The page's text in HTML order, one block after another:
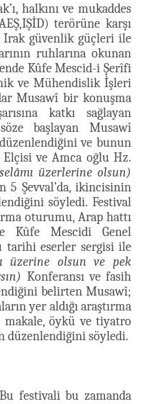
halkını ve mukaddes
terörüne karşı
Irak güvenlik güçleri ile
ruhlarına okunan
Kûfe Mescid-i Şerîfi
ve Mühendislik İşleri
Musawî bir konuşma
katkı sağlayan
başlayan Musawî
ve bunun
ve Amca oğlu Hz.
üzerlerine olsun)
5 Şevval’da, ikincisinin
söyledi. Festival
oturumu, Arap hattı
Kûfe Mescidi Genel
tarihi eserler sergisi ile
üzerine olsun ve pek
Konferansı ve fasih
belirten Musawî;
yer aldığı araştırma
öykü ve tiyatro
düzenlendiğini söyledi.
festivali bu zamanda